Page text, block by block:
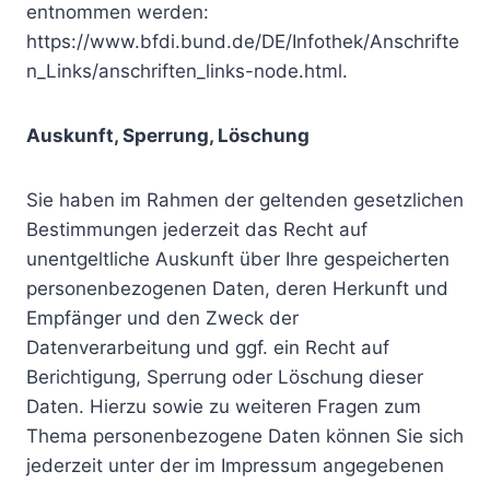
entnommen werden:
https://www.bfdi.bund.de/DE/Infothek/Anschrifte
n_Links/anschriften_links-node.html.
Auskunft, Sperrung, Löschung
Sie haben im Rahmen der geltenden gesetzlichen
Bestimmungen jederzeit das Recht auf
unentgeltliche Auskunft über Ihre gespeicherten
personenbezogenen Daten, deren Herkunft und
Empfänger und den Zweck der
Datenverarbeitung und ggf. ein Recht auf
Berichtigung, Sperrung oder Löschung dieser
Daten. Hierzu sowie zu weiteren Fragen zum
Thema personenbezogene Daten können Sie sich
jederzeit unter der im Impressum angegebenen